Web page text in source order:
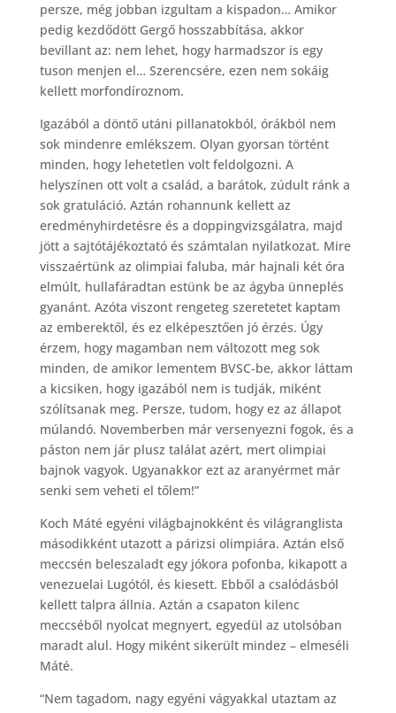
persze, még jobban izgultam a kispadon… Amikor
pedig kezdődött Gergő hosszabbítása, akkor
bevillant az: nem lehet, hogy harmadszor is egy
tuson menjen el… Szerencsére, ezen nem sokáig
kellett morfondíroznom.
Igazából a döntő utáni pillanatokból, órákból nem
sok mindenre emlékszem. Olyan gyorsan történt
minden, hogy lehetetlen volt feldolgozni. A
helyszínen ott volt a család, a barátok, zúdult ránk a
sok gratuláció. Aztán rohannunk kellett az
eredményhirdetésre és a doppingvizsgálatra, majd
jött a sajtótájékoztató és számtalan nyilatkozat. Mire
visszaértünk az olimpiai faluba, már hajnali két óra
elmúlt, hullafáradtan estünk be az ágyba ünneplés
gyanánt. Azóta viszont rengeteg szeretetet kaptam
az emberektől, és ez elképesztően jó érzés. Úgy
érzem, hogy magamban nem változott meg sok
minden, de amikor lementem BVSC-be, akkor láttam
a kicsiken, hogy igazából nem is tudják, miként
szólítsanak meg. Persze, tudom, hogy ez az állapot
múlandó. Novemberben már versenyezni fogok, és a
páston nem jár plusz találat azért, mert olimpiai
bajnok vagyok. Ugyanakkor ezt az aranyérmet már
senki sem veheti el tőlem!”
Koch Máté egyéni világbajnokként és világranglista
másodikként utazott a párizsi olimpiára. Aztán első
meccsén beleszaladt egy jókora pofonba, kikapott a
venezuelai Lugótól, és kiesett. Ebből a csalódásból
kellett talpra állnia. Aztán a csapaton kilenc
meccséből nyolcat megnyert, egyedül az utolsóban
maradt alul. Hogy miként sikerült mindez – elmeséli
Máté.
“Nem tagadom, nagy egyéni vágyakkal utaztam az